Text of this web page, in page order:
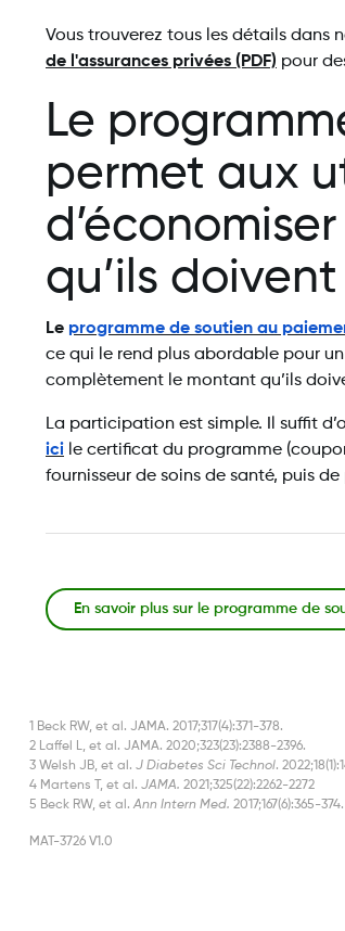
Vous trouverez tous les détails dans
de l'assurances privées (PDF) pour
Le
permet aux
qu’ils
Le programme de soutien au
ce qui le rend plus abordable pour
complètement le montant qu’ils
La participation est simple. Il suffit
ici le certificat du programme
fournisseur de soins de santé, puis
En savoir plus sur le programme de
1 Beck RW, et al. JAMA. 2017;317(4):371-378.
2 Laffel L, et al. JAMA. 2020;323(23):2388-2396.
3 Welsh JB, et al. J Diabetes Sci Technol.
4 Martens T, et al. JAMA. 2021;325(22):2262-2272
5 Beck RW, et al. Ann Intern Med. 2017;167(6):365-374.
MAT-3726 V1.0